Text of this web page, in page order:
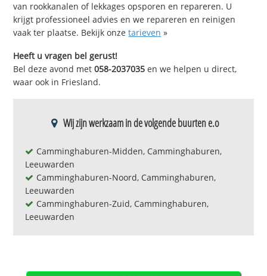
van rookkanalen of lekkages opsporen en repareren. U
krijgt professioneel advies en we repareren en reinigen
vaak ter plaatse. Bekijk onzetarieven »
Heeft u vragen bel gerust!
Bel deze avond met058-2037035 en we helpen u direct,
waar ook in Friesland.
Wij zijn werkzaam in de volgende buurten e.o
Camminghaburen-Midden, Camminghaburen,
Leeuwarden
Camminghaburen-Noord, Camminghaburen,
Leeuwarden
Camminghaburen-Zuid, Camminghaburen,
Leeuwarden